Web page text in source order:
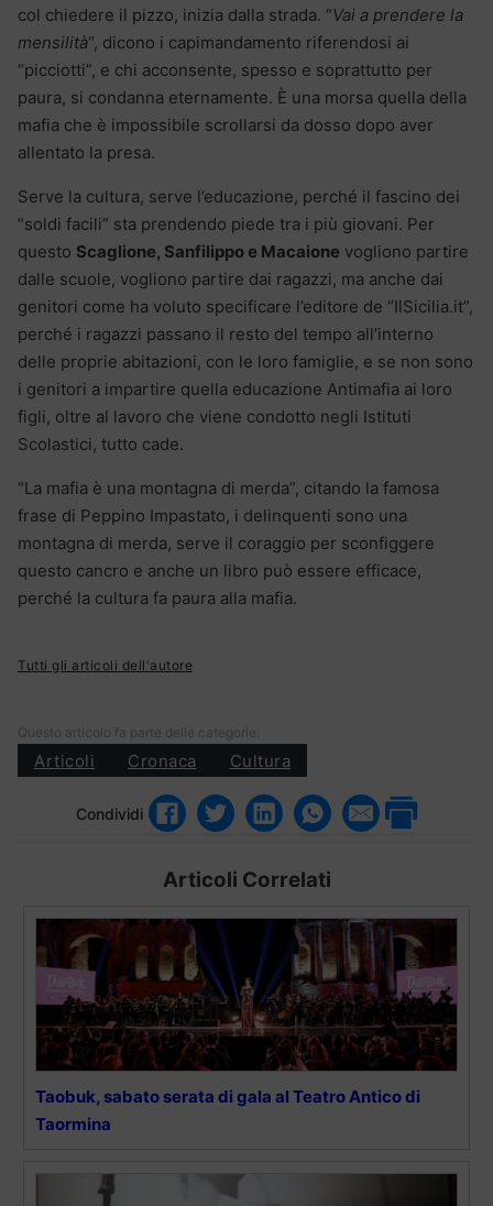
col chiedere il pizzo, inizia dalla strada. “Vai a prendere la
mensilità“, dicono i capimandamento riferendosi ai
“picciotti”, e chi acconsente, spesso e soprattutto per
paura, si condanna eternamente. È una morsa quella della
mafia che è impossibile scrollarsi da dosso dopo aver
allentato la presa.
Serve la cultura, serve l’educazione, perché il fascino dei
“soldi facili” sta prendendo piede tra i più giovani. Per
questo Scaglione, Sanfilippo e Macaione vogliono partire
dalle scuole, vogliono partire dai ragazzi, ma anche dai
genitori come ha voluto specificare l’editore de “IlSicilia.it”,
perché i ragazzi passano il resto del tempo all’interno
delle proprie abitazioni, con le loro famiglie, e se non sono
i genitori a impartire quella educazione Antimafia ai loro
figli, oltre al lavoro che viene condotto negli Istituti
Scolastici, tutto cade.
“La mafia è una montagna di merda”, citando la famosa
frase di Peppino Impastato, i delinquenti sono una
montagna di merda, serve il coraggio per sconfiggere
questo cancro e anche un libro può essere efficace,
perché la cultura fa paura alla mafia.
Tutti gli articoli dell'autore
Questo articolo fa parte delle categorie:
Articoli Cronaca Cultura
Condividi
Articoli Correlati
Taobuk, sabato serata di gala al Teatro Antico di
Taormina